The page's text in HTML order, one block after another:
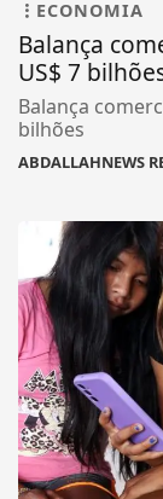
ECONOMIA
Balança
US$ 7
Balança
bilhões
ABDALLAHNEWS